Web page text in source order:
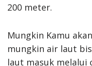
200 meter.
Mungkin Kamu
mungkin air laut
laut masuk melalui